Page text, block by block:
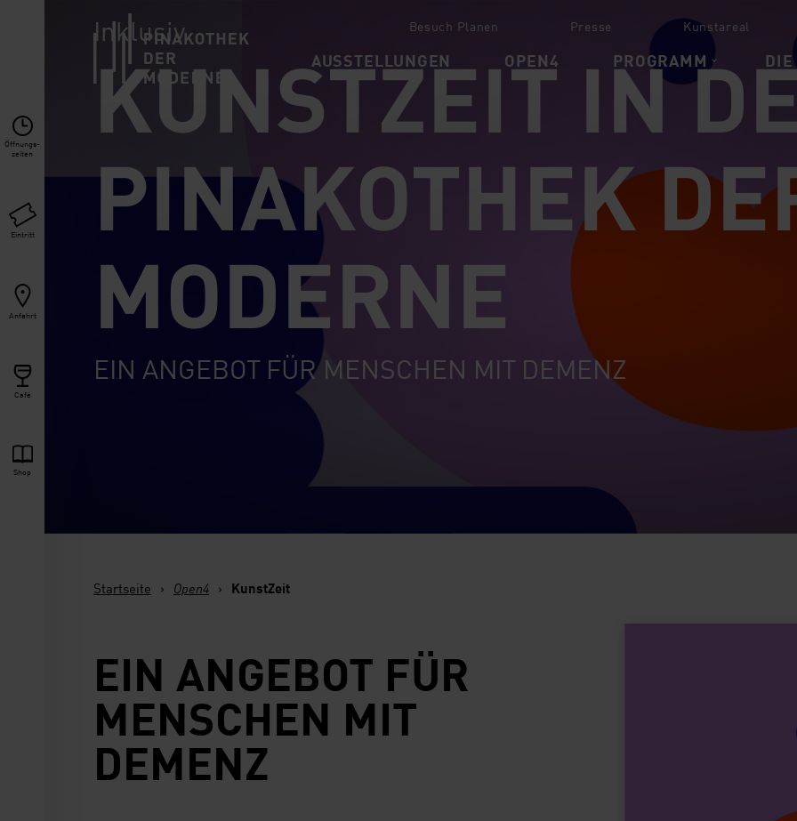
Link zur Startseite
Besuch Planen Presse Kunstareal
AUSSTELLUNGEN OPEN4 PROGRAMM
Öffnungs­
zeiten
Eintritt
Anfahrt
Café
Shop
Inklusiv
KUNSTZEIT IN
PINAKOTHEK
MODERNE
EIN ANGEBOT FÜR MENSCHEN MIT DEMENZ
Startseite › Open4 › KunstZeit
EIN ANGEBOT FÜR
MENSCHEN MIT
DEMENZ